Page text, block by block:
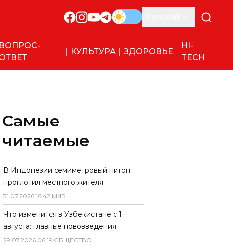
ВОПРОС-
ОТВЕТ
КУЛЬТУРА ЗДОРОВЬЕ
HI-
TECH
Самые
читаемые
В Индонезии семиметровый питон
проглотил местного жителя
31.07.2026 16:42,МИР
Что изменится в Узбекистане с 1
августа: главные нововведения
29.07.2026 06:19,ОБЩЕСТВО